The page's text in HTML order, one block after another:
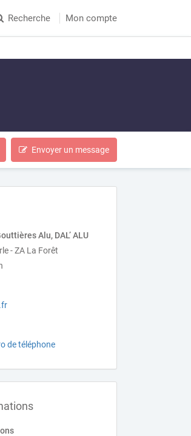
Recherche Mon compte
Envoyer un message
Alu, DAL’ ALU
- ZA La Forêt
de téléphone